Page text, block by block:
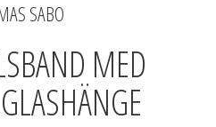
SABO
MED